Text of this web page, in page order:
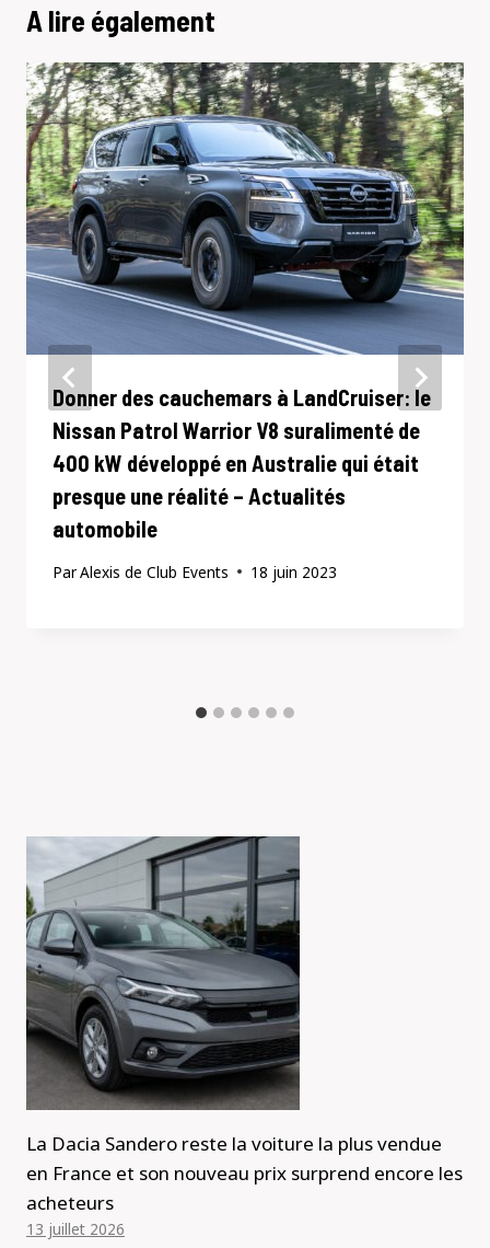
A lire également
Donner des cauchemars à LandCruiser: le
Nissan Patrol Warrior V8 suralimenté de
400 kW développé en Australie qui était
presque une réalité – Actualités
automobile
ParAlexis de Club Events 18 juin 2023
La Dacia Sandero reste la voiture la plus vendue
en France et son nouveau prix surprend encore les
acheteurs
13 juillet 2026